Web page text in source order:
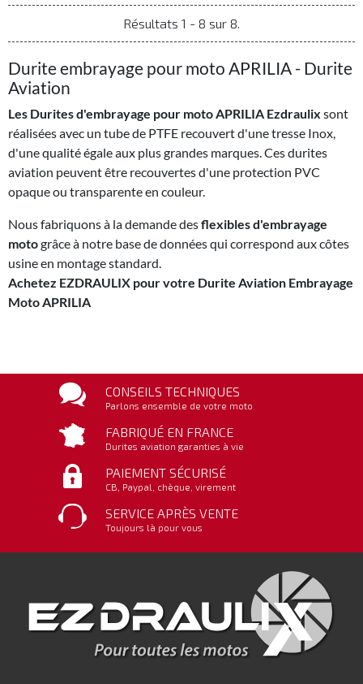
Résultats 1 - 8 sur 8.
Durite embrayage pour moto APRILIA - Durite
Aviation
Les Durites d'embrayage pour moto APRILIA Ezdraulix sont
réalisées avec un tube de PTFE recouvert d'une tresse Inox,
d'une qualité égale aux plus grandes marques. Ces durites
aviation peuvent être recouvertes d'une protection PVC
opaque ou transparente en couleur.
Nous fabriquons à la demande desflexibles d'embrayage
motogrâce à notre base de données qui correspond aux côtes
usine en montage standard.
Achetez EZDRAULIX pour votre Durite Aviation Embrayage
Moto APRILIA
CONSEILS TECHNIQUES
Parlons ensemble de votre moto
FABRIQUÉ EN FRANCE
Durites aviation garanties à vie
PAIEMENT SÉCURISÉ
CB, Paypal, chèque, virement
SERVICE APRÈS VENTE
Toujours là pour vous